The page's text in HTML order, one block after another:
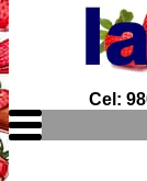
Cel: